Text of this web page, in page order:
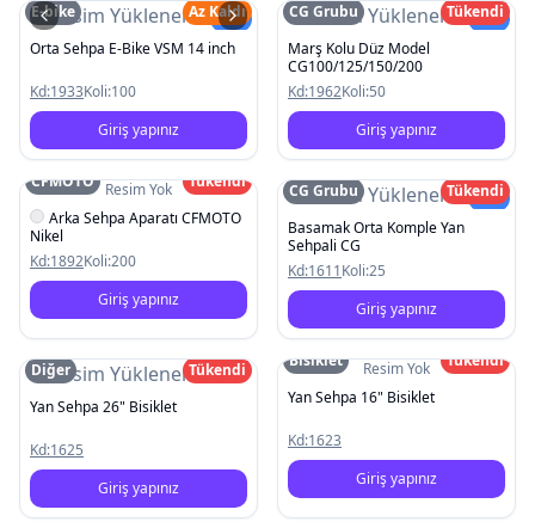
Resim YüklenemediYeni
E-bike
Az Kaldı
Orta Sehpa E-Bike VSM 14 inch
Kd:1933Koli:100
Giriş yapınız
Resim YüklenemediYeni
CG Grubu
Tükendi
Marş Kolu Düz Model
CG100/125/150/200
Kd:1962Koli:50
Giriş yapınız
Resim Yok
CFMOTO
Tükendi
Arka Sehpa Aparatı CFMOTO
Nikel
Kd:1892Koli:200
Giriş yapınız
Resim YüklenemediYeni
CG Grubu
Tükendi
Basamak Orta Komple Yan
Sehpali CG
Kd:1611Koli:25
Giriş yapınız
Resim Yüklenemedi
Diğer
Tükendi
Yan Sehpa 26" Bisiklet
Kd:1625
Giriş yapınız
Resim Yok
Bisiklet
Tükendi
Yan Sehpa 16" Bisiklet
Kd:1623
Giriş yapınız